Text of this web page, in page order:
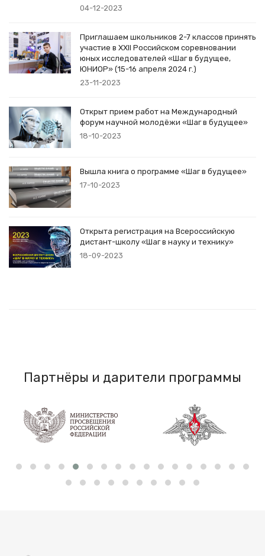
04-12-2023
Приглашаем школьников 2-7 классов принять
участие в XXII Российском соревновании
юных исследователей «Шаг в будущее,
ЮНИОР» (15-16 апреля 2024 г.)
23-11-2023
Открыт прием работ на Международный
форум научной молодёжи «Шаг в будущее»
18-10-2023
Вышла книга о программе «Шаг в будущее»
17-10-2023
Открыта регистрация на Всероссийскую
дистант-школу «Шаг в науку и технику»
18-09-2023
Партнёры и дарители программы